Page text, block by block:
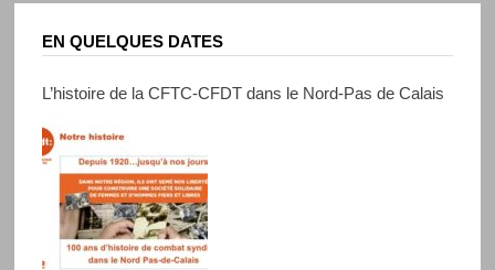
EN QUELQUES DATES
L’histoire de la CFTC-CFDT dans le Nord-Pas de Calais